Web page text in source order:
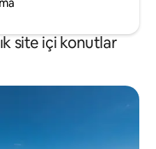
site içi konutlar